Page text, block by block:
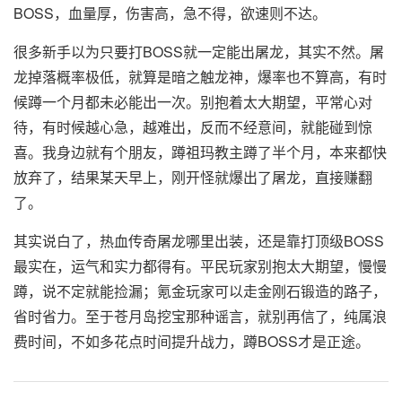
BOSS，血量厚，伤害高，急不得，欲速则不达。
很多新手以为只要打BOSS就一定能出屠龙，其实不然。屠
龙掉落概率极低，就算是暗之触龙神，爆率也不算高，有时
候蹲一个月都未必能出一次。别抱着太大期望，平常心对
待，有时候越心急，越难出，反而不经意间，就能碰到惊
喜。我身边就有个朋友，蹲祖玛教主蹲了半个月，本来都快
放弃了，结果某天早上，刚开怪就爆出了屠龙，直接赚翻
了。
其实说白了，热血传奇屠龙哪里出装，还是靠打顶级BOSS
最实在，运气和实力都得有。平民玩家别抱太大期望，慢慢
蹲，说不定就能捡漏；氪金玩家可以走金刚石锻造的路子，
省时省力。至于苍月岛挖宝那种谣言，就别再信了，纯属浪
费时间，不如多花点时间提升战力，蹲BOSS才是正途。